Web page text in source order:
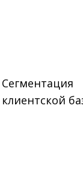
Сегментация
клиентской